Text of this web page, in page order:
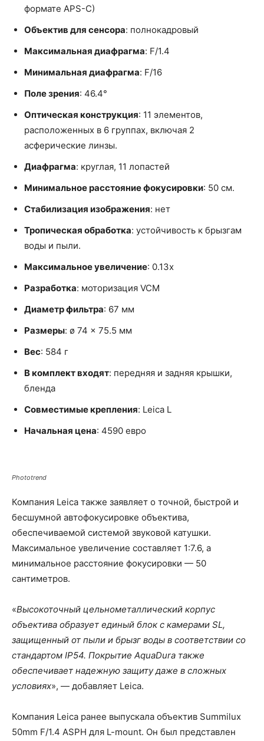
формате APS-C)
Объектив для сенсора: полнокадровый
Максимальная диафрагма: F/1.4
Минимальная диафрагма: F/16
Поле зрения: 46.4°
Оптическая конструкция: 11 элементов,
расположенных в 6 группах, включая 2
асферические линзы.
Диафрагма: круглая, 11 лопастей
Минимальное расстояние фокусировки: 50 см.
Стабилизация изображения: нет
Тропическая обработка: устойчивость к брызгам
воды и пыли.
Максимальное увеличение: 0.13x
Разработка: моторизация VCM
Диаметр фильтра: 67 мм
Размеры: ø 74 x 75.5 мм
Вес: 584 г
В комплект входят: передняя и задняя крышки,
бленда
Совместимые крепления: Leica L
Начальная цена: 4590 евро
Phototrend
Компания Leica также заявляет о точной, быстрой и
бесшумной автофокусировке объектива,
обеспечиваемой системой звуковой катушки.
Максимальное увеличение составляет 1:7.6, а
минимальное расстояние фокусировки — 50
сантиметров.
«Высокоточный цельнометаллический корпус
объектива образует единый блок с камерами SL,
защищенный от пыли и брызг воды в соответствии со
стандартом IP54. Покрытие AquaDura также
обеспечивает надежную защиту даже в сложных
условиях», — добавляет Leica.
Компания Leica ранее выпускала объектив Summilux
50mm F/1.4 ASPH для L-mount. Он был представлен